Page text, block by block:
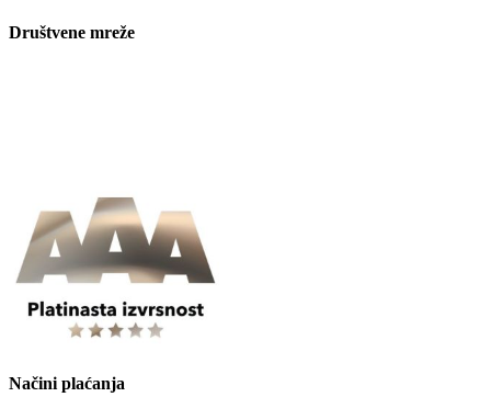
Društvene mreže
Načini plaćanja